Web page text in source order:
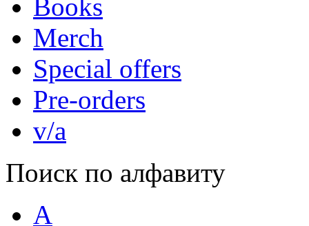
Books
Merch
Special offers
Pre-orders
v/a
Поиск по алфавиту
A